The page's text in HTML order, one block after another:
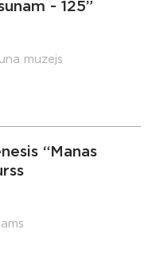
- 125”
muzejs
“Manas